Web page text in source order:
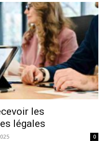
les
légales
0